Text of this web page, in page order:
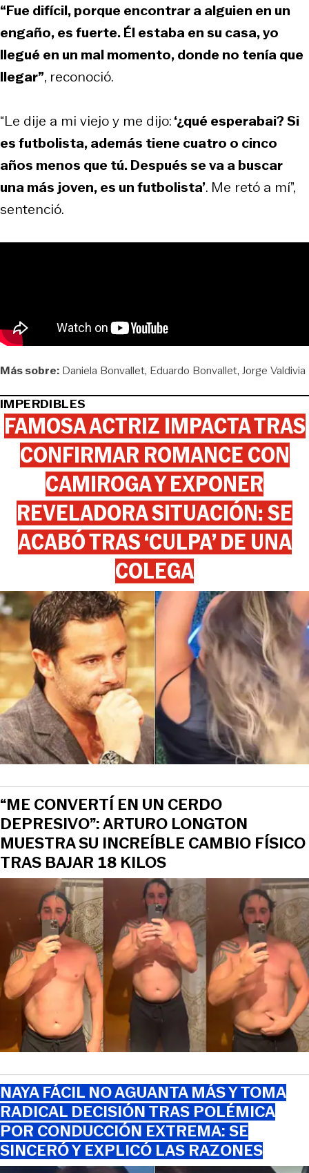
“Fue difícil, porque encontrar a alguien en un
engaño, es fuerte. Él estaba en su casa, yo
llegué en un mal momento, donde no tenía que
llegar”, reconoció.
“Le dije a mi viejo y me dijo:‘¿qué esperabai? Si
es futbolista, además tiene cuatro o cinco
años menos que tú. Después se va a buscar
una más joven, es un futbolista’. Me retó a mí”,
sentenció.
Más sobre: Daniela Bonvallet Eduardo Bonvallet Jorge Valdivia
IMPERDIBLES
FAMOSA ACTRIZ IMPACTA TRAS
CONFIRMAR ROMANCE CON
CAMIROGA Y EXPONER
REVELADORA SITUACIÓN: SE
ACABÓ TRAS ‘CULPA’ DE UNA
COLEGA
“ME CONVERTÍ EN UN CERDO
DEPRESIVO”: ARTURO LONGTON
MUESTRA SU INCREÍBLE CAMBIO FÍSICO
TRAS BAJAR 18 KILOS
NAYA FÁCIL NO AGUANTA MÁS Y TOMA
RADICAL DECISIÓN TRAS POLÉMICA
POR CONDUCCIÓN EXTREMA: SE
SINCERÓ Y EXPLICÓ LAS RAZONES